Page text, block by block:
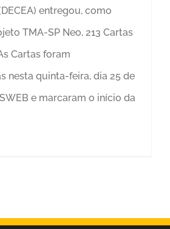
entregou, como
TMA-SP Neo, 213 Cartas
Cartas foram
nesta quinta-feira, dia 25 de
e marcaram o início da